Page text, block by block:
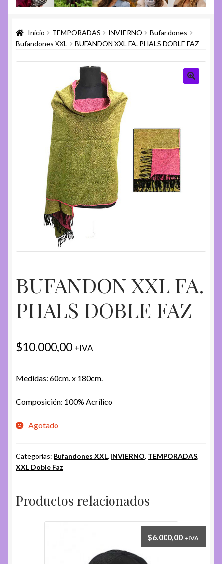
menú
menú
hijo
Ayuda
el
menú
hijo
Inicio TEMPORADAS INVIERNO
Bufandones
Bufandones XXL
BUFANDON XXL FA. PHALS DOBLE FAZ
BUFANDON XXL FA.
PHALS DOBLE FAZ
$10.000,00 +IVA
Medidas: 60cm. x 180cm.
Composición: 100% Acrílico
Agotado
Categorías: Bufandones XXL, INVIERNO, TEMPORADAS,
XXL Doble Faz
Productos relacionados
$6.000,00 +IVA